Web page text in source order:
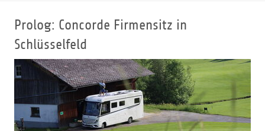
Prolog: Concorde Firmensitz in
Schlüsselfeld